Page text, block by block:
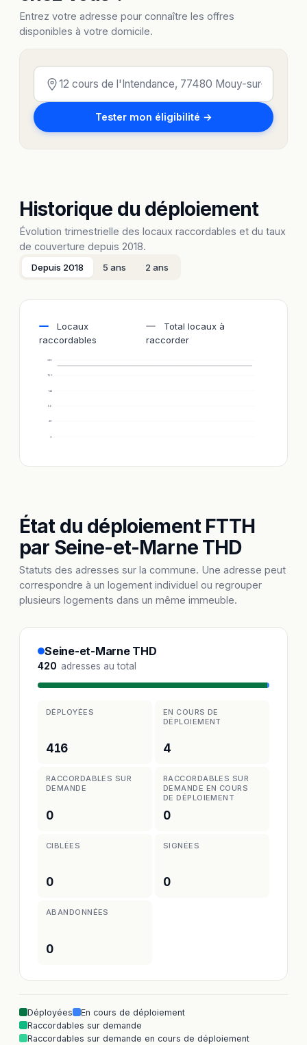
Entrez votre adresse pour connaître les offres
disponibles à votre domicile.
Tester mon éligibilité →
Historique du déploiement
Évolution trimestrielle des locaux raccordables et du taux
de couverture depuis 2018.
Depuis 2018 5 ans 2 ans
Locaux
raccordables
Total locaux à
raccorder
0
48
96
144
192
240
État du déploiement FTTH
par Seine-et-Marne THD
Statuts des adresses sur la commune. Une adresse peut
correspondre à un logement individuel ou regrouper
plusieurs logements dans un même immeuble.
Seine-et-Marne THD
420 adresses au total
DÉPLOYÉES
416
EN COURS DE
DÉPLOIEMENT
4
RACCORDABLES SUR
DEMANDE
0
RACCORDABLES SUR
DEMANDE EN COURS
DE DÉPLOIEMENT
0
CIBLÉES
0
SIGNÉES
0
ABANDONNÉES
0
Déployées
En cours de déploiement
Raccordables sur demande
Raccordables sur demande en cours de déploiement